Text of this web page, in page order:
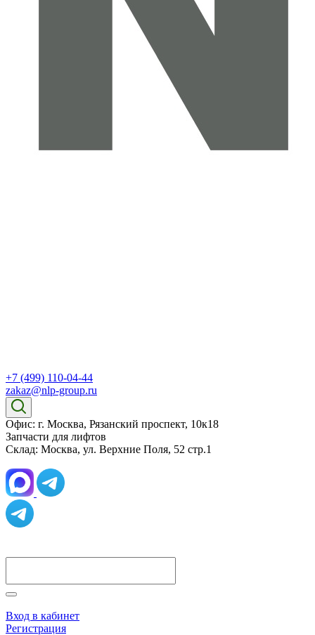
+7 (499) 110-04-44
zakaz@nlp-group.ru
Офис: г. Москва, Рязанский проспект, 10к18
Запчасти для лифтов
Склад: Москва, ул. Верхние Поля, 52 стр.1
Вход в кабинет
Регистрация